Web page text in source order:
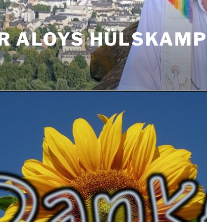
ALOYS HÜLSKAMP